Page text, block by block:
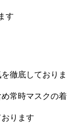
す
徹底しておりま
常時マスクの着
ります